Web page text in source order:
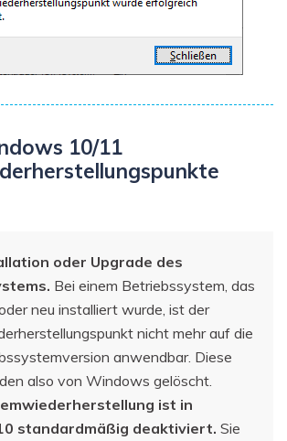
10/11
oder Upgrade des
Bei einem Betriebssystem, das
neu installiert wurde, ist der
nicht mehr auf die
anwendbar. Diese
also von Windows gelöscht.
ist in
standardmäßig deaktiviert. Sie